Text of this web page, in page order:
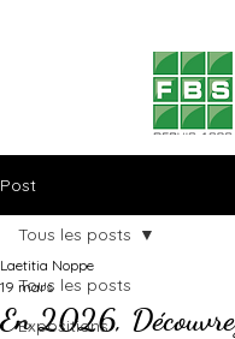
Post
Tous les posts
Expositions
Tous les posts
En 2026,
Laetitia Noppe
19 mars